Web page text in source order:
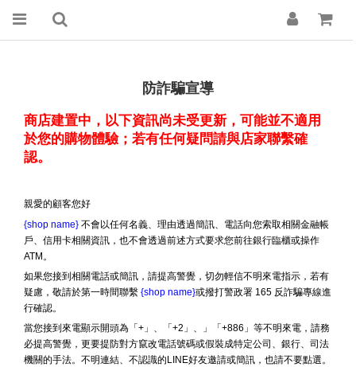
防詐騙宣導
商店建置中，以下資訊尚未受更新，可能並不適用
於您的購物體驗；若有任何疑問請與店家聯繫確
認。
親愛的顧客您好
{shop name} 不會以任何名義、理由透過簡訊、電話向您索取相關金融帳
戶、信用卡相關資訊，也不會透過前述方式要求您前往銀行臨櫃或操作
ATM。
如果您接到相關電話或簡訊，請提高警覺，切勿輕信不明來電指示，若有
疑慮，敬請於第一時間聯繫 {shop name}或撥打警政署 165 反詐騙專線進
行確認。
當您接到來電顯示開頭為「+」、「+2」、」「+886」等不明來電，請務
必提高警覺，更要提防對方竄改電話號碼或假裝成特定公司、銀行、司法
機關的手法。不明連結、不認識的LINE好友邀請或簡訊，也請不要點選。